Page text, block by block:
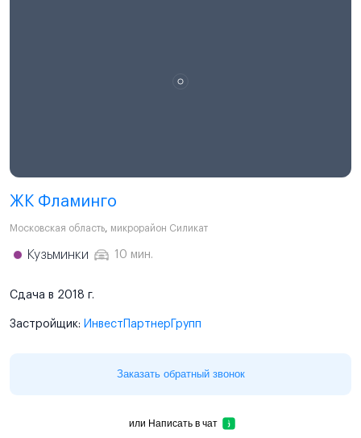
ЖК Фламинго
Московская область, микрорайон Силикат
Кузьминки 10 мин.
Сдача в 2018 г.
Застройщик: ИнвестПартнерГрупп
Заказать обратный звонок
или Написать в чат